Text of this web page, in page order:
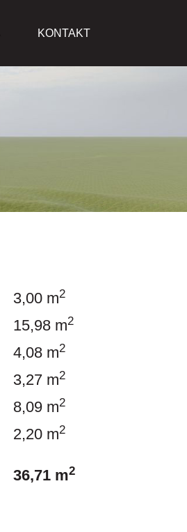
KONTAKT
3,00 m2
15,98 m2
4,08 m2
3,27 m2
8,09 m2
2,20 m2
36,71 m2